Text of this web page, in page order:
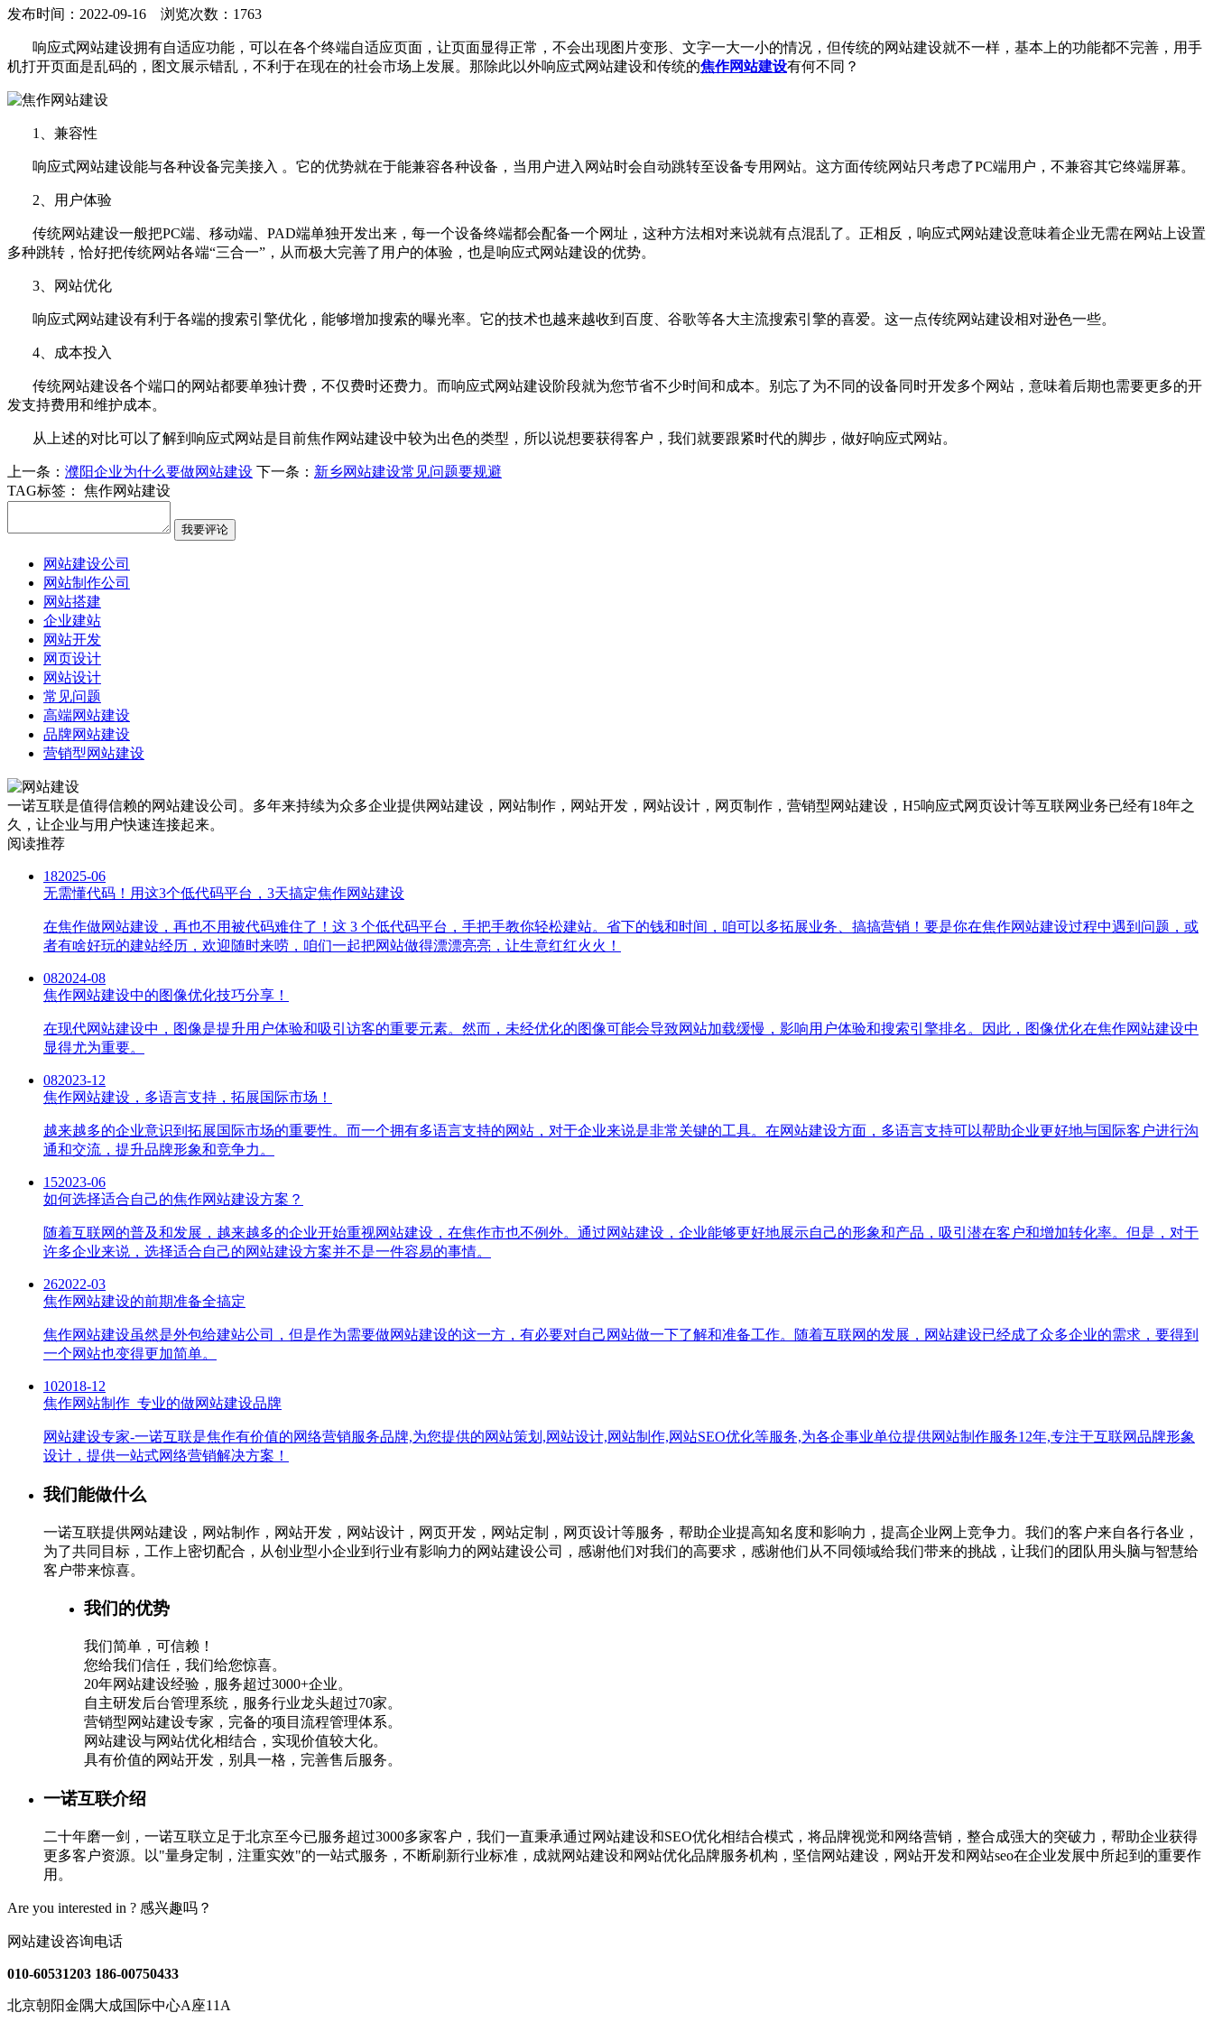
发布时间：2022-09-16 浏览次数：1763
响应式网站建设拥有自适应功能，可以在各个终端自适应页面，让页面显得正常，不会出现图片变形、文字一大一小的情况，但传统的网站建设就不一样，基本上的功能都不完善，用手
机打开页面是乱码的，图文展示错乱，不利于在现在的社会市场上发展。那除此以外响应式网站建设和传统的焦作网站建设有何不同？
1、兼容性
响应式网站建设能与各种设备完美接入 。它的优势就在于能兼容各种设备，当用户进入网站时会自动跳转至设备专用网站。这方面传统网站只考虑了PC端用户，不兼容其它终端屏幕。
2、用户体验
传统网站建设一般把PC端、移动端、PAD端单独开发出来，每一个设备终端都会配备一个网址，这种方法相对来说就有点混乱了。正相反，响应式网站建设意味着企业无需在网站上设置
多种跳转，恰好把传统网站各端“三合一”，从而极大完善了用户的体验，也是响应式网站建设的优势。
3、网站优化
响应式网站建设有利于各端的搜索引擎优化，能够增加搜索的曝光率。它的技术也越来越收到百度、谷歌等各大主流搜索引擎的喜爱。这一点传统网站建设相对逊色一些。
4、成本投入
传统网站建设各个端口的网站都要单独计费，不仅费时还费力。而响应式网站建设阶段就为您节省不少时间和成本。别忘了为不同的设备同时开发多个网站，意味着后期也需要更多的开
发支持费用和维护成本。
从上述的对比可以了解到响应式网站是目前焦作网站建设中较为出色的类型，所以说想要获得客户，我们就要跟紧时代的脚步，做好响应式网站。
上一条： 濮阳企业为什么要做网站建设 下一条： 新乡网站建设常见问题要规避
TAG标签：
焦作网站建设
网站建设公司
网站制作公司
网站搭建
企业建站
网站开发
网页设计
网站设计
常见问题
高端网站建设
品牌网站建设
营销型网站建设
一诺互联是值得信赖的网站建设公司。多年来持续为众多企业提供网站建设，网站制作，网站开发，网站设计，网页制作，营销型网站建设，H5响应式网页设计等互联网业务已经有18年之
久，让企业与用户快速连接起来。
阅读推荐
182025-06
无需懂代码！用这3个低代码平台，3天搞定焦作网站建设
在焦作做网站建设，再也不用被代码难住了！这 3 个低代码平台，手把手教你轻松建站。省下的钱和时间，咱可以多拓展业务、搞搞营销！要是你在焦作网站建设过程中遇到问题，或
者有啥好玩的建站经历，欢迎随时来唠，咱们一起把网站做得漂漂亮亮，让生意红红火火！
082024-08
焦作网站建设中的图像优化技巧分享！
在现代网站建设中，图像是提升用户体验和吸引访客的重要元素。然而，未经优化的图像可能会导致网站加载缓慢，影响用户体验和搜索引擎排名。因此，图像优化在焦作网站建设中
显得尤为重要。
082023-12
焦作网站建设，多语言支持，拓展国际市场！
越来越多的企业意识到拓展国际市场的重要性。而一个拥有多语言支持的网站，对于企业来说是非常关键的工具。在网站建设方面，多语言支持可以帮助企业更好地与国际客户进行沟
通和交流，提升品牌形象和竞争力。
152023-06
如何选择适合自己的焦作网站建设方案？
随着互联网的普及和发展，越来越多的企业开始重视网站建设，在焦作市也不例外。通过网站建设，企业能够更好地展示自己的形象和产品，吸引潜在客户和增加转化率。但是，对于
许多企业来说，选择适合自己的网站建设方案并不是一件容易的事情。
262022-03
焦作网站建设的前期准备全搞定
焦作网站建设虽然是外包给建站公司，但是作为需要做网站建设的这一方，有必要对自己网站做一下了解和准备工作。随着互联网的发展，网站建设已经成了众多企业的需求，要得到
一个网站也变得更加简单。
102018-12
焦作网站制作_专业的做网站建设品牌
网站建设专家-一诺互联是焦作有价值的网络营销服务品牌,为您提供的网站策划,网站设计,网站制作,网站SEO优化等服务,为各企事业单位提供网站制作服务12年,专注于互联网品牌形象
设计，提供一站式网络营销解决方案！
我们能做什么
一诺互联提供网站建设，网站制作，网站开发，网站设计，网页开发，网站定制，网页设计等服务，帮助企业提高知名度和影响力，提高企业网上竞争力。我们的客户来自各行各业，
为了共同目标，工作上密切配合，从创业型小企业到行业有影响力的网站建设公司，感谢他们对我们的高要求，感谢他们从不同领域给我们带来的挑战，让我们的团队用头脑与智慧给
客户带来惊喜。
我们的优势
我们简单，可信赖！
您给我们信任，我们给您惊喜。
20年网站建设经验，服务超过3000+企业。
自主研发后台管理系统，服务行业龙头超过70家。
营销型网站建设专家，完备的项目流程管理体系。
网站建设与网站优化相结合，实现价值较大化。
具有价值的网站开发，别具一格，完善售后服务。
一诺互联介绍
二十年磨一剑，一诺互联立足于北京至今已服务超过3000多家客户，我们一直秉承通过网站建设和SEO优化相结合模式，将品牌视觉和网络营销，整合成强大的突破力，帮助企业获得
更多客户资源。以"量身定制，注重实效"的一站式服务，不断刷新行业标准，成就网站建设和网站优化品牌服务机构，坚信网站建设，网站开发和网站seo在企业发展中所起到的重要作
用。
Are you interested in ? 感兴趣吗？
网站建设咨询电话
010-60531203 186-00750433
北京朝阳金隅大成国际中心A座11A